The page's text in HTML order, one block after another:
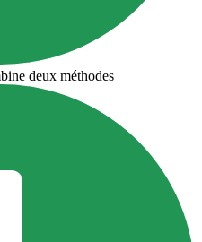
deux méthodes